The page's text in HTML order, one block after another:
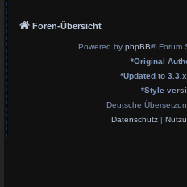
Foren-Übersicht
Powered by phpBB® Forum
*Original
*Updated to
*Style
Deutsche
Datenschutz|